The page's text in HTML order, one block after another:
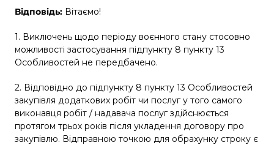
Відповідь: Вітаємо!
1. Виключень щодо періоду воєнного стану стосовно
можливості застосування підпункту 8 пункту 13
Особливостей не передбачено.
2. Відповідно до підпункту 8 пункту 13 Особливостей
закупівля додаткових робіт чи послуг у того самого
виконавця робіт / надавача послуг здійснюється
протягом трьох років після укладення договору про
закупівлю. Відправною точкою для обрахунку строку є